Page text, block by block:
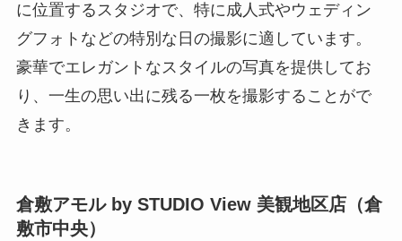
に位置するスタジオで、特に成人式やウェディン
グフォトなどの特別な日の撮影に適しています。
豪華でエレガントなスタイルの写真を提供してお
り、一生の思い出に残る一枚を撮影することがで
きます。
倉敷アモル by STUDIO View 美観地区店（倉
敷市中央）